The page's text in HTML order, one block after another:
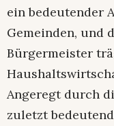
ein bedeutender
Gemeinden, und
Bürgermeister
Angeregt durch
zuletzt